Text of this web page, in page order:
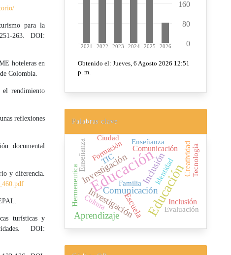
para la
263. DOI:
hoteleras en
Colombia.
el rendimiento
reflexiones
documental
y diferencia.
turísticas y
DOI:
Palabras clave
EducaciónEducación
Comunicación
Investigación
Investigación
Inclusión
Aprendizaje Escuela Inclusión
Enseñanza Creatividad
Comunicación
TIC
Formación
Cultura
Tecnología
Enseñanza
Familia
Hermeneutica
Ciudad
Identidad
Evaluación